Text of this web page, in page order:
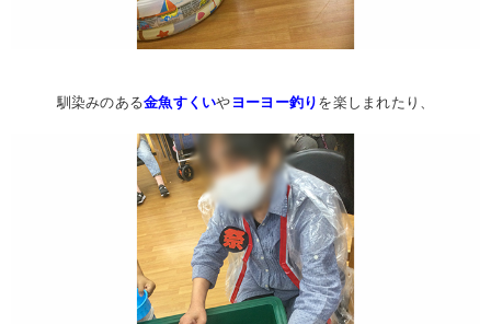
馴染みのある金魚すくいやヨーヨー釣りを楽しまれたり、